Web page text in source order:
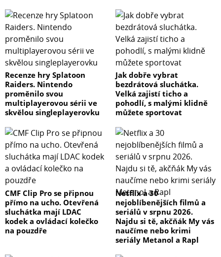
Recenze hry Splatoon
Raiders. Nintendo
proměnilo svou
multiplayerovou sérii ve
skvělou singleplayerovku
Jak dobře vybrat
bezdrátová sluchátka.
Velká zajistí ticho a
pohodlí, s malými klidně
můžete sportovat
CMF Clip Pro se připnou
přímo na ucho. Otevřená
sluchátka mají LDAC
kodek a ovládací kolečko
na pouzdře
Netflix a 30
nejoblíbenějších filmů a
seriálů v srpnu 2026.
Najdu si tě, akčňák My vás
naučíme nebo krimi
seriály Metanol a Rapl